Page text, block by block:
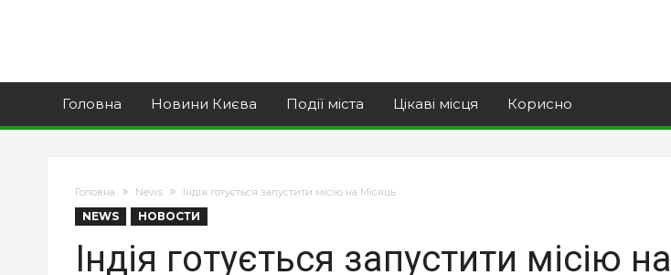
Головна Новини Києва Події міста Цікаві місця Корисно
Головна News Індія готується запустити місію на Місяць
NEWS НОВОСТИ
Індія готується запустити місію на